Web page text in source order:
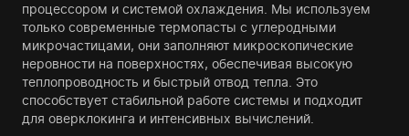
процессором и системой охлаждения. Мы используем
только современные термопасты с углеродными
микрочастицами, они заполняют микроскопические
неровности на поверхностях, обеспечивая высокую
теплопроводность и быстрый отвод тепла. Это
способствует стабильной работе системы и подходит
для оверклокинга и интенсивных вычислений.